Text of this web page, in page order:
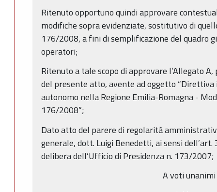
Ritenuto opportuno quindi approvare
modifiche sopra evidenziate, sostitutivo di
176/2008, a fini di semplificazione del quadro
operatori;
Ritenuto a tale scopo di approvare l’Allegato
del presente atto, avente ad oggetto
autonomo nella Regione Emilia-Romagna -
176/2008”;
Dato atto del parere di regolarità
generale, dott. Luigi Benedetti, ai sensi
delibera dell’Ufficio di Presidenza n. 173/2007;
A voti unanimi